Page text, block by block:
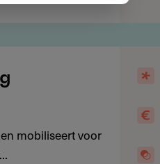
mobiliseert voor